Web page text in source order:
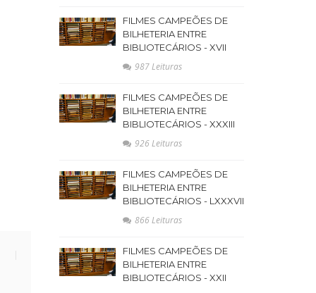
FILMES CAMPEÕES DE
BILHETERIA ENTRE
BIBLIOTECÁRIOS - XVII
987 Leituras
FILMES CAMPEÕES DE
BILHETERIA ENTRE
BIBLIOTECÁRIOS - XXXIII
926 Leituras
FILMES CAMPEÕES DE
BILHETERIA ENTRE
BIBLIOTECÁRIOS - LXXXVII
866 Leituras
FILMES CAMPEÕES DE
BILHETERIA ENTRE
BIBLIOTECÁRIOS - XXII